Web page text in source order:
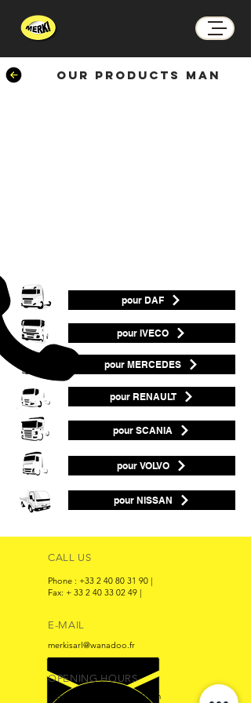
OUR PRODUCTS man
pour DAF
pour IVECO
pour MERCEDES
pour RENAULT
pour SCANIA
pour VOLVO
pour NISSAN
CALL US
Phone : +33 2 40 80 31 90 |
Fax: + 33 2 40 33 02 49 |
E-MAIL
merkisarl@wanadoo.fr
OPENING HOURS
Mon - Fri : 8:30 am - 8:00 pm